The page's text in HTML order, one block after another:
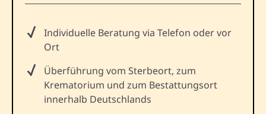
Individuelle Beratung via Telefon oder vor
Ort
Überführung vom Sterbeort, zum
Krematorium und zum Bestattungsort
innerhalb Deutschlands